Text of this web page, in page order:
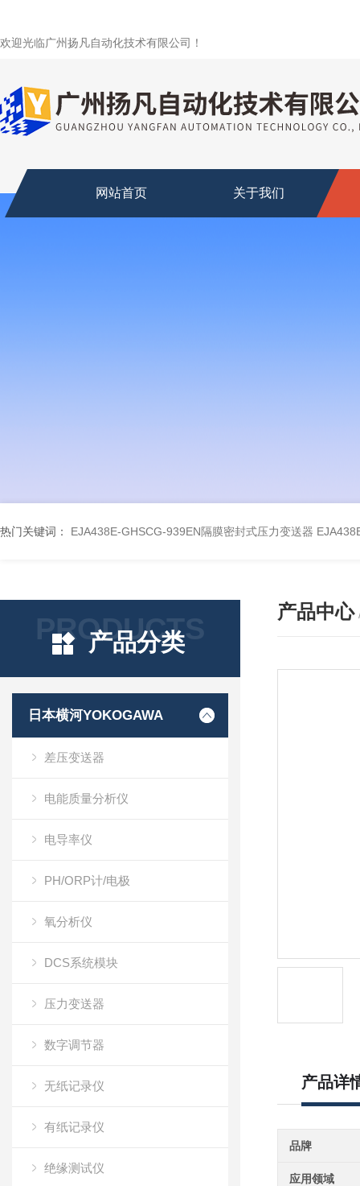
欢迎光临广州扬凡自动化技术有限公司！
网站首页 关于我们
热门关键词： EJA438E-GHSCG-939EN隔膜密封式压力变送器
PRODUCTS
产品分类
日本横河YOKOGAWA
差压变送器
电能质量分析仪
电导率仪
PH/ORP计/电极
氧分析仪
DCS系统模块
压力变送器
数字调节器
无纸记录仪
有纸记录仪
绝缘测试仪
产品中心
产品详
品牌
应用领域